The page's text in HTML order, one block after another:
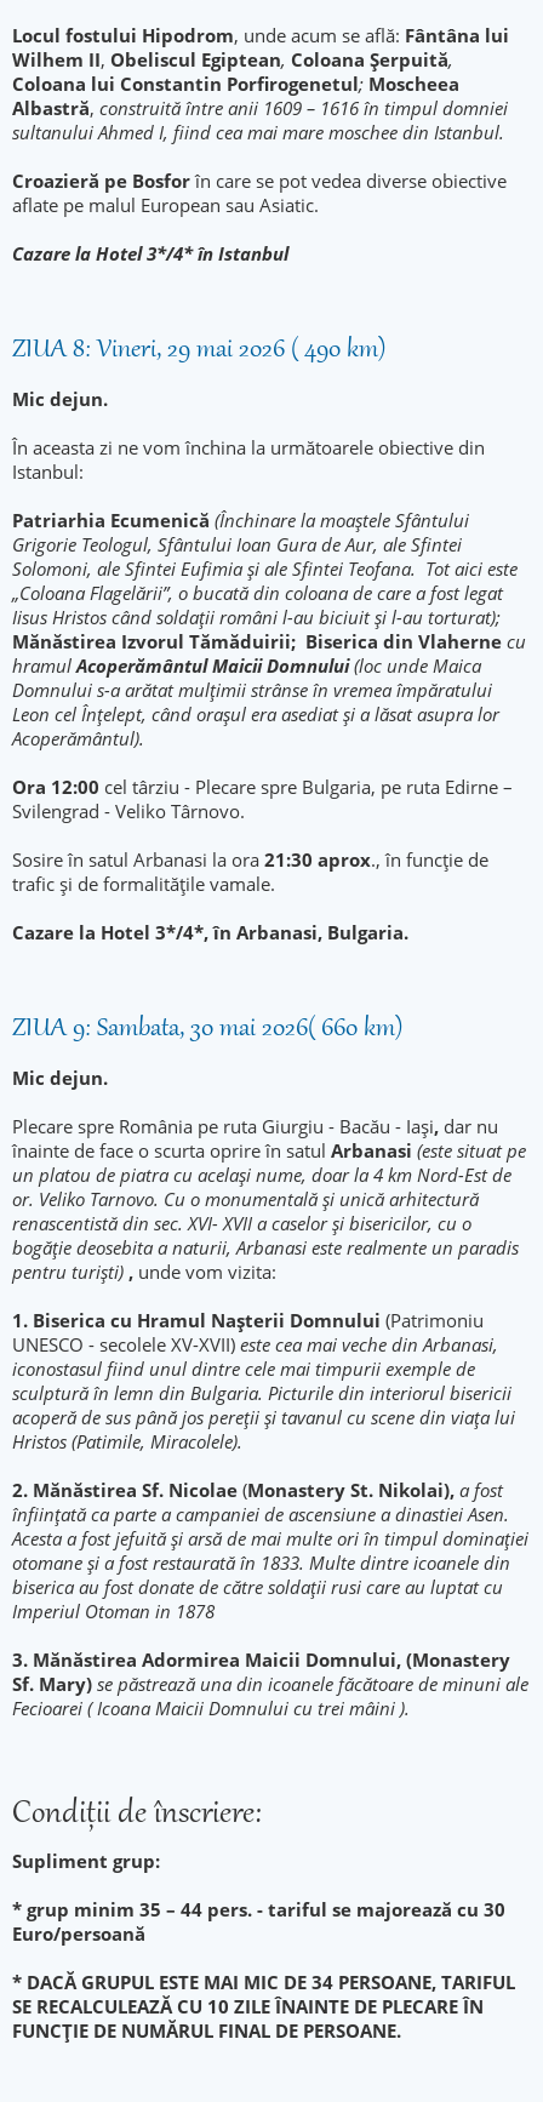
Locul fostului Hipodrom, unde acum se află: Fântâna lui
Wilhem II, Obeliscul Egiptean, Coloana Şerpuită,
Coloana lui Constantin Porfirogenetul; Moscheea
Albastră, construită între anii 1609 – 1616 în timpul domniei
sultanului Ahmed I, fiind cea mai mare moschee din Istanbul.
Croazieră pe Bosforîn care se pot vedea diverse obiective
aflate pe malul European sau Asiatic.
Cazare la Hotel 3*/4* în Istanbul
ZIUA 8: Vineri, 29 mai 2026 ( 490 km)
Mic dejun.
În aceasta zi ne vom închina la următoarele obiective din
Istanbul:
Patriarhia Ecumenică (Închinare la moaştele Sfântului
Grigorie Teologul, Sfântului Ioan Gura de Aur, ale Sfintei
Solomoni, ale Sfintei Eufimia și ale Sfintei Teofana. Tot aici este
„Coloana Flagelării”, o bucată din coloana de care a fost legat
Iisus Hristos când soldaţii români l-au biciuit şi l-au torturat);
Mănăstirea Izvorul Tămăduirii; Biserica din Vlaherne cu
hramulAcoperământul Maicii Domnului(loc unde Maica
Domnului s-a arătat mulţimii strânse în vremea împăratului
Leon cel Înţelept, când oraşul era asediat şi a lăsat asupra lor
Acoperământul).
Ora 12:00 cel târziu - Plecare spre Bulgaria, pe ruta Edirne –
Svilengrad - Veliko Târnovo.
Sosire în satul Arbanasi la ora 21:30 aprox., în funcție de
trafic și de formalitățile vamale.
Cazare la Hotel 3*/4*, în Arbanasi, Bulgaria.
ZIUA 9: Sambata, 30 mai 2026( 660 km)
Mic dejun.
Plecare spre România pe ruta Giurgiu - Bacău - Iași, dar nu
înainte de face o scurta oprire în satul Arbanasi (este situat pe
un platou de piatra cu același nume, doar la 4 km Nord-Est de
or. Veliko Tarnovo. Cu o monumentală și unică arhitectură
renascentistă din sec. XVI- XVII a caselor și bisericilor, cu o
bogăție deosebita a naturii, Arbanasi este realmente un paradis
pentru turiști) , unde vom vizita:
1. Biserica cu Hramul Nașterii Domnului (Patrimoniu
UNESCO - secolele XV-XVII) este cea mai veche din Arbanasi,
iconostasul fiind unul dintre cele mai timpurii exemple de
sculptură în lemn din Bulgaria. Picturile din interiorul bisericii
acoperă de sus până jos pereții și tavanul cu scene din viața lui
Hristos (Patimile, Miracolele).
2. Mănăstirea Sf. Nicolae (Monastery St. Nikolai), a fost
înființată ca parte a campaniei de ascensiune a dinastiei Asen.
Acesta a fost jefuită și arsă de mai multe ori în timpul dominației
otomane și a fost restaurată în 1833. Multe dintre icoanele din
biserica au fost donate de către soldații rusi care au luptat cu
Imperiul Otoman in 1878
3. Mănăstirea Adormirea Maicii Domnului, (Monastery
Sf. Mary) se păstrează una din icoanele făcătoare de minuni ale
Fecioarei ( Icoana Maicii Domnului cu trei mâini ).
Condiţii de înscriere:
Supliment grup:
* grup minim 35 – 44 pers. - tariful se majorează cu 30
Euro/persoană
* DACĂ GRUPUL ESTE MAI MIC DE 34 PERSOANE, TARIFUL
SE RECALCULEAZĂ CU 10 ZILE ÎNAINTE DE PLECARE ÎN
FUNCȚIE DE NUMĂRUL FINAL DE PERSOANE.